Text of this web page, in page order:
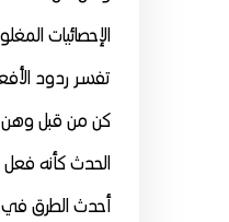
الإحصائيات
تفسر ردود
كن من قبل وهن
الحدث كأنه فعل
أحدث الطرق في